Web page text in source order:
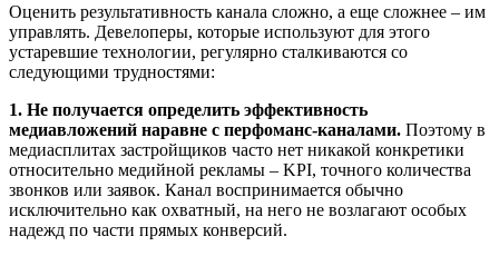
Оценить результативность канала сложно, а еще сложнее – им
управлять. Девелоперы, которые используют для этого
устаревшие технологии, регулярно сталкиваются со
следующими трудностями:
1. Не получается определить эффективность
медиавложений наравне с перфоманс-каналами. Поэтому в
медиасплитах застройщиков часто нет никакой конкретики
относительно медийной рекламы – KPI, точного количества
звонков или заявок. Канал воспринимается обычно
исключительно как охватный, на него не возлагают особых
надежд по части прямых конверсий.